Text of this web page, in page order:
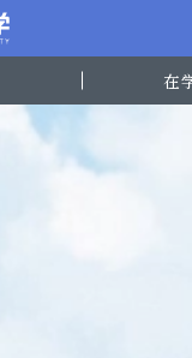
在